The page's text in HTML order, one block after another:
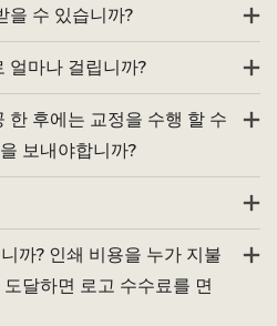
을 수 있습니까?
얼마나 걸립니까?
한 후에는 교정을 수행 할 수
보내야합니까?
까? 인쇄 비용을 누가 지불
달하면 로고 수수료를 면